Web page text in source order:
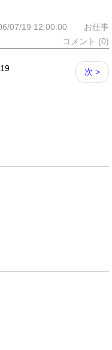
07/19 12:00:00 お仕事
コメント (0)
次 >